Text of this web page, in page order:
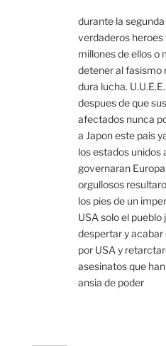
durante la
verdaderos
millones de ellos o
detener al fasismo
dura lucha.
despues de que
afectados nunca
a Japon este pais
los estados unidos
governaran
orgullosos
los pies de un
USA solo el
despertar y
por USA y
asesinatos que
ansia de poder